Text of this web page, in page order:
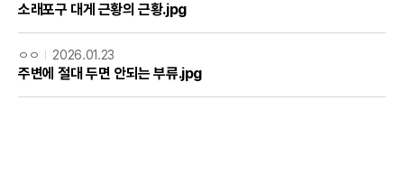
소래포구 대게 근황의 근황.jpg
ㅇㅇ 2026.01.23
주변에 절대 두면 안되는 부류.jpg